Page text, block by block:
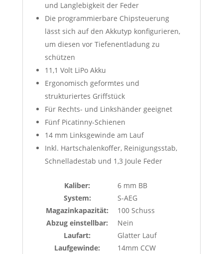
und Langlebigkeit der Feder
Die programmierbare Chipsteuerung
lässt sich auf den Akkutyp konfigurieren,
um diesen vor Tiefenentladung zu
schützen
11,1 Volt LiPo Akku
Ergonomisch geformtes und
strukturiertes Griffstück
Für Rechts- und Linkshänder geeignet
Fünf Picatinny-Schienen
14 mm Linksgewinde am Lauf
Inkl. Hartschalenkoffer, Reinigungsstab,
Schnelladestab und 1,3 Joule Feder
Kaliber:
6 mm BB
System:
S-AEG
Magazinkapazität:
100 Schuss
Abzug einstellbar:
Nein
Laufart:
Glatter Lauf
Laufgewinde:
14mm CCW